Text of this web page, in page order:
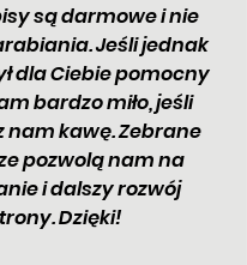
są darmowe i nie
Jeśli jednak
dla Ciebie pomocny
bardzo miło, jeśli
nam kawę. Zebrane
pozwolą nam na
i dalszy rozwój
Dzięki!